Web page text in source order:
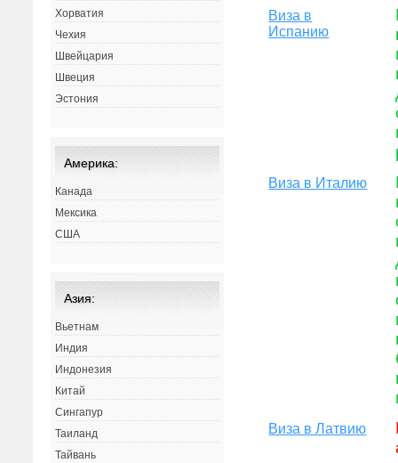
Виза в
Испанию
Виза в Италию
Виза в Латвию
Хорватия
Чехия
Швейцария
Швеция
Эстония
Америка:
Канада
Мексика
США
Азия:
Вьетнам
Индия
Индонезия
Китай
Сингапур
Таиланд
Тайвань